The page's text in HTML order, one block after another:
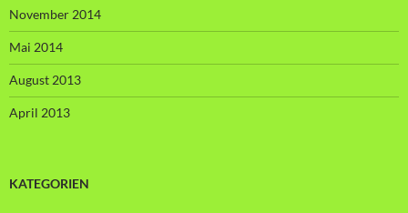
November 2014
Mai 2014
August 2013
April 2013
KATEGORIEN